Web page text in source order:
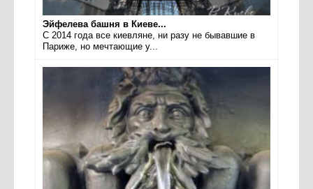
Эйфелева башня в Киеве...
С 2014 года все киевляне, ни разу не бывавшие в
Париже, но мечтающие у...